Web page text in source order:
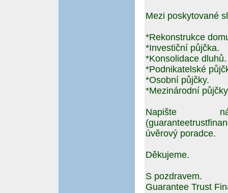
Mezi poskytované
*Rekonstrukce
*Investiční půjčka.
*Konsolidace dluhů.
*Podnikatelské
*Osobní půjčky.
*Mezinárodní
Napište
úvěrový poradce.
Děkujeme.
S pozdravem.
Guarantee Trust